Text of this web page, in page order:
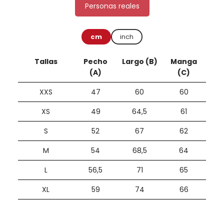
Personas reales
cm inch
Tallas
Pecho
(A)
Largo (B)
Manga
(C)
XXS
47 60
60
XS
49 64,5
61
S
52 67
62
M
54 68,5
64
L
56,5 71
65
XL
59 74
66